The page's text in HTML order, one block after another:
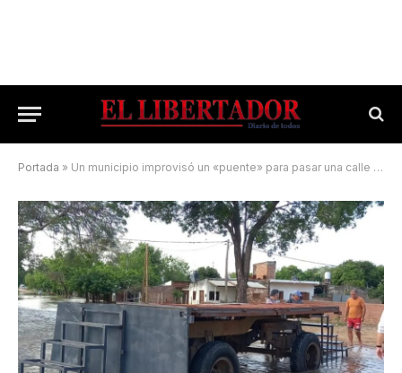
Portada » Un municipio improvisó un «puente» para pasar una calle inundada